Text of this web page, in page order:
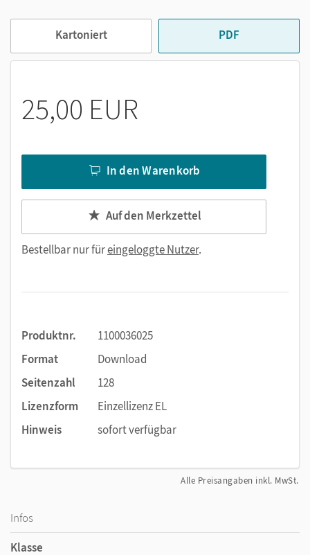
pädagogische Seite des digitalen Lernens gegenüber
der rein technisch-methodischen Perspektive?
Wie gelingt es, die Prinzipien des digitalen Lernens auf
digitalen Medien und digitalen Settings anreichern?
selbst herauszufinden: Das FachbuchDigitalität als Prinzip
verdeutlicht Ihnen die erforderlichen Anpassungen im
Unterricht und gibt Ihnen Orientierung bei der Vorbereitung,
Durchführung und Analyse digitaler Lernprozesse.
Digitalität ist dabei niemals Selbstzweck: Digitales Lernen
heraus der einzig adäquate Weg, die Anforderungen des 21.
Kartoniert PDF
25,00 EUR
In den Warenkorb
Auf den Merkzettel
Bestellbar nur füreingeloggte Nutzer.
Produktnr.
1100036025
Format
Download
Seitenzahl
128
Lizenzform
Einzellizenz EL
Hinweis
sofort verfügbar
Alle Preisangaben inkl. MwSt.
Infos
Klasse